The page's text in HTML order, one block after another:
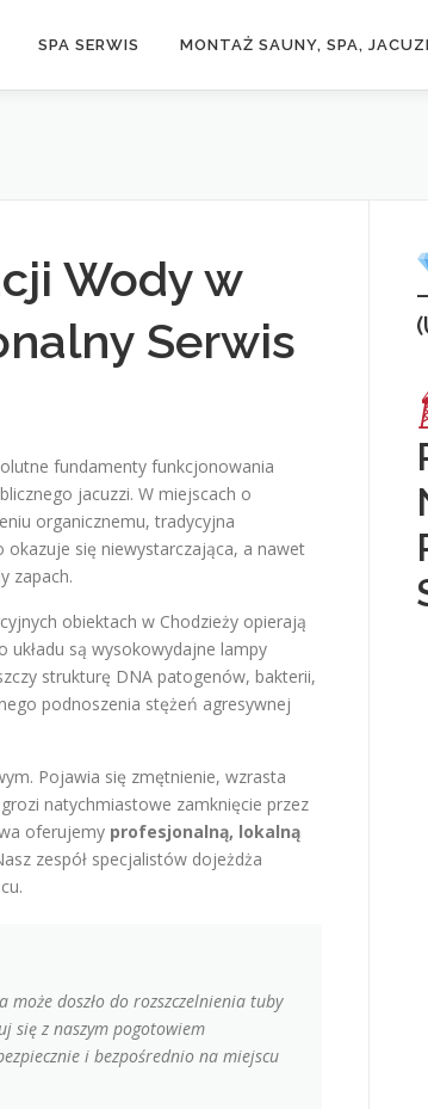
SPA SERWIS MONTAŻ SAUNY, SPA,
Wody w
Serwis
fundamenty funkcjonowania
jacuzzi. W miejscach o
organicznemu, tradycyjna
okazuje się niewystarczająca, a nawet
zapach.
obiektach w Chodzieży opierają
układu są wysokowydajne lampy
strukturę DNA patogenów, bakterii,
podnoszenia stężeń agresywnej
Pojawia się zmętnienie, wzrasta
natychmiastowe zamknięcie przez
oferujemy profesjonalną, lokalną
zespół specjalistów dojeżdża
doszło do rozszczelnienia tuby
się z naszym pogotowiem
i bezpośrednio na miejscu